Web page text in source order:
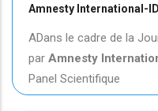
Amnesty International-
ADans le cadre de la
par Amnesty
Panel Scientifique